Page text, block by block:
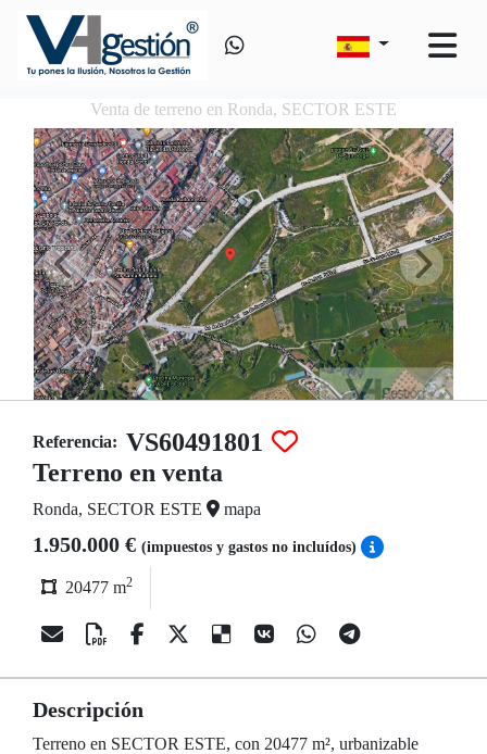
Venta de terreno en Ronda, SECTOR ESTE
Referencia: VS60491801
Terreno en venta
Ronda, SECTOR ESTE mapa
1.950.000 € (impuestos y gastos no incluídos)
20477 m2
Descripción
Terreno en SECTOR ESTE, con 20477 m², urbanizable